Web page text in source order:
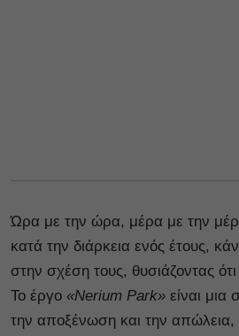
Ώρα με την ώρα, μέρα με την
κατά την διάρκεια ενός έτους,
στην σχέση τους, θυσιάζοντας
Το έργο «Nerium Park» είναι μια
την αποξένωση και την απώλεια,